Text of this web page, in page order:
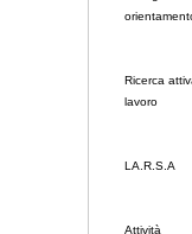
Ricerca
lavoro
LA.R.S.A
Attività